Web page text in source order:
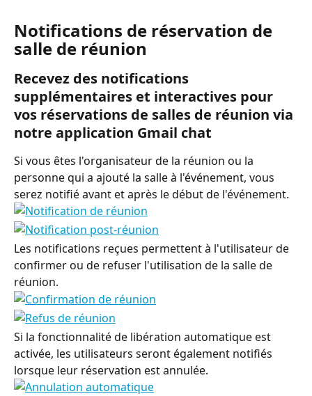
Notifications de réservation de
salle de réunion
Recevez des notifications
supplémentaires et interactives pour
vos réservations de salles de réunion via
notre application Gmail chat
Si vous êtes l'organisateur de la réunion ou la
personne qui a ajouté la salle à l'événement, vous
serez notifié avant et après le début de l'événement.
Les notifications reçues permettent à l'utilisateur de
confirmer ou de refuser l'utilisation de la salle de
réunion.
Si la fonctionnalité de libération automatique est
activée, les utilisateurs seront également notifiés
lorsque leur réservation est annulée.